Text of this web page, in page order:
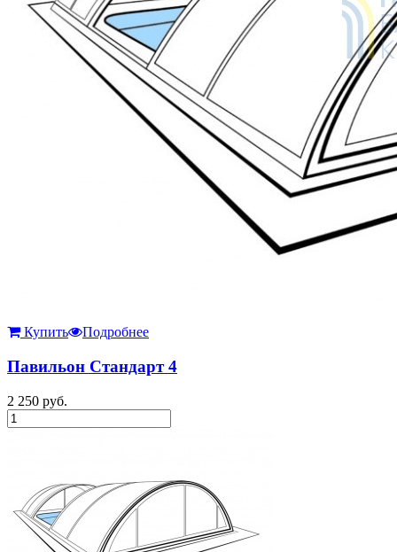
Купить Подробнее
Павильон Стандарт 4
2 250 руб.